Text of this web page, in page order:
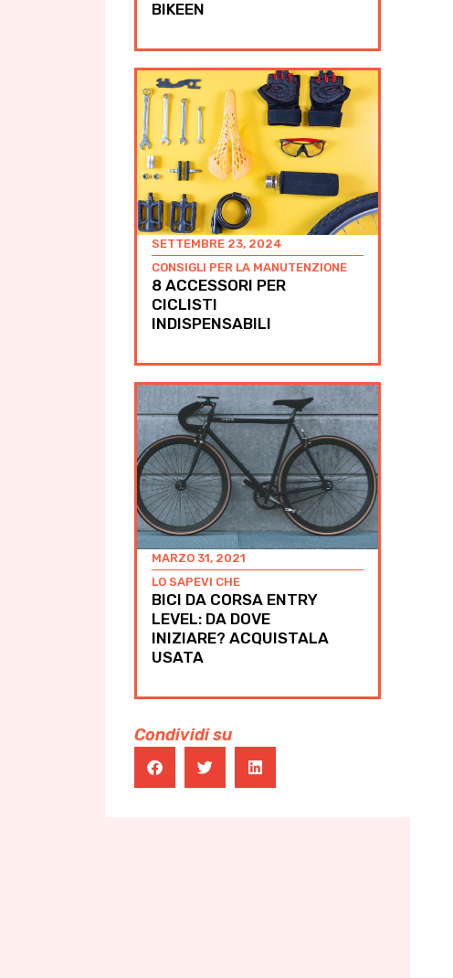
BIKEEN
SETTEMBRE 23, 2024
CONSIGLI PER LA MANUTENZIONE
8 ACCESSORI PER
CICLISTI
INDISPENSABILI
MARZO 31, 2021
LO SAPEVI CHE
BICI DA CORSA ENTRY
LEVEL: DA DOVE
INIZIARE? ACQUISTALA
USATA
Condividi su